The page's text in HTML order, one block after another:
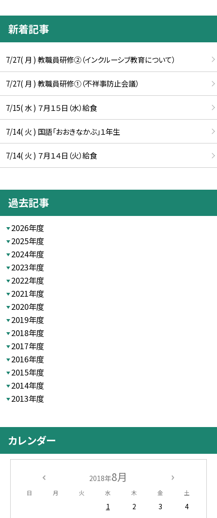
新着記事
7/27( 月 ) 教職員研修②（インクルーシブ教育について）
7/27( 月 ) 教職員研修①（不祥事防止会議）
7/15( 水 ) ７月１５日（水）給食
7/14( 火 ) 国語「おおきなかぶ」１年生
7/14( 火 ) ７月１４日（火）給食
過去記事
2026年度
2025年度
2024年度
2023年度
2022年度
2021年度
2020年度
2019年度
2018年度
2017年度
2016年度
2015年度
2014年度
2013年度
カレンダー
2018年8月
日 月 火 水 木 金 土
1 2 3
4